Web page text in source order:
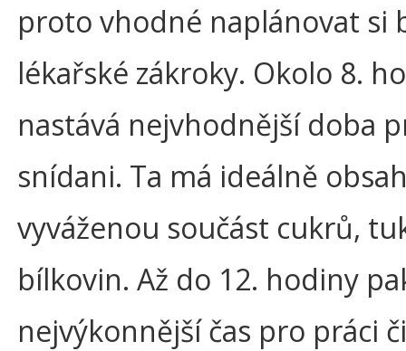
proto vhodné naplánovat si
lékařské zákroky. Okolo 8.
nastává nejvhodnější doba
snídani. Ta má ideálně
vyváženou součást cukrů,
bílkovin. Až do 12. hodiny
nejvýkonnější čas pro práci či